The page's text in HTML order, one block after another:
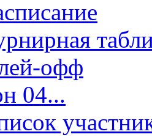
офф
04...